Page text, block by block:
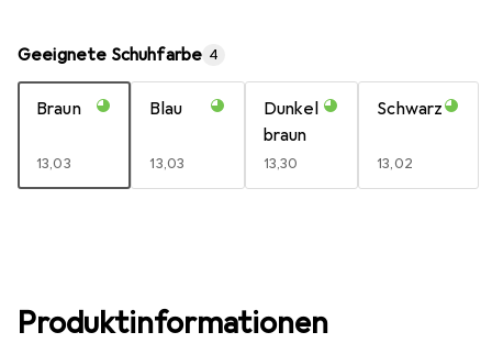
Geeignete Schuhfarbe 4
Braun
EUR
13,03
Blau
EUR
13,03
Dunkel
braun
EUR
13,30
Schwarz
EUR
13,02
Produktinformationen